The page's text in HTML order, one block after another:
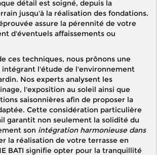
détail est soigné, depuis la
jusqu'à la réalisation des fondations.
assure la pérennité de votre
d'éventuels affaissements ou
ces techniques, nous prônons une
intégrant l'étude de l'environnement
Nos experts analysent les
l'exposition au soleil ainsi que
saisonnières afin de proposer la
Cette considération particulière
garantit non seulement la solidité du
son intégration harmonieuse dans
la réalisation de votre terrasse en
BATI signifie opter pour la tranquillité